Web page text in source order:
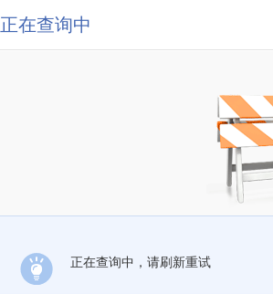
正在查询中
正在查询中，请刷新重试